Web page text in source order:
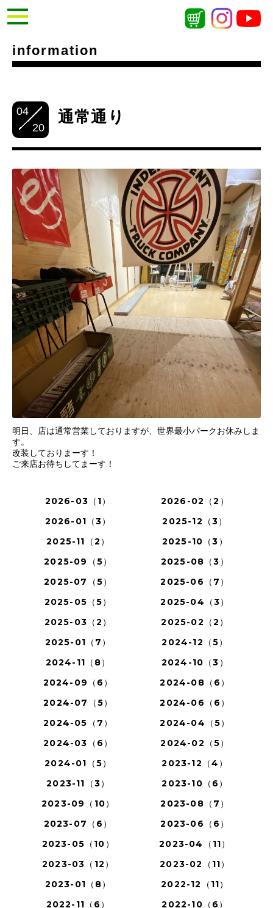
information
04
20
通常通り
明日、店は通常営業しておりますが、世界最小パークお休みしま
す。
改装しておりまーす！
ご来店お待ちしてまーす！
2026-03（1）
2026-02（2）
2026-01（3）
2025-12（3）
2025-11（2）
2025-10（3）
2025-09（5）
2025-08（3）
2025-07（5）
2025-06（7）
2025-05（5）
2025-04（3）
2025-03（2）
2025-02（2）
2025-01（7）
2024-12（5）
2024-11（8）
2024-10（3）
2024-09（6）
2024-08（6）
2024-07（5）
2024-06（6）
2024-05（7）
2024-04（5）
2024-03（6）
2024-02（5）
2024-01（5）
2023-12（4）
2023-11（3）
2023-10（6）
2023-09（10）
2023-08（7）
2023-07（6）
2023-06（6）
2023-05（10）
2023-04（11）
2023-03（12）
2023-02（11）
2023-01（8）
2022-12（11）
2022-11（6）
2022-10（6）